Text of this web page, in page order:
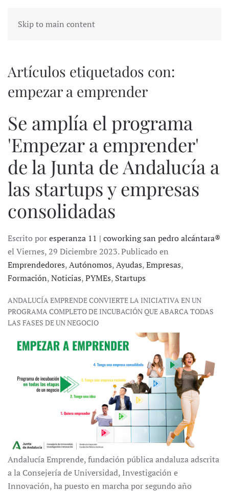
Skip to main content
Artículos etiquetados con:
empezar a emprender
Se amplía el programa
'Empezar a emprender'
de la Junta de Andalucía a
las startups y empresas
consolidadas
Escrito poresperanza 11 | coworking san pedro alcántara®
el Viernes, 29 Diciembre 2023. Publicado en
Emprendedores,Autónomos,Ayudas,Empresas,
Formación,Noticias,PYMEs, Startups
ANDALUCÍA EMPRENDE CONVIERTE LA INICIATIVA EN UN
PROGRAMA COMPLETO DE INCUBACIÓN QUE ABARCA TODAS
LAS FASES DE UN NEGOCIO
Andalucía Emprende, fundación pública andaluza adscrita
a la Consejería de Universidad, Investigación e
Innovación, ha puesto en marcha por segundo año